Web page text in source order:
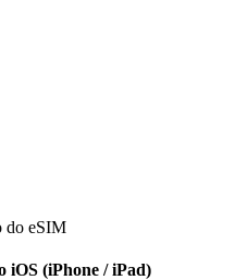
do eSIM
iOS (iPhone / iPad)